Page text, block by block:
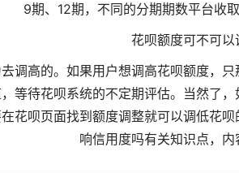
9期、12期，不同的分期期数平台收
花呗额度可不可以
调高的。如果用户想调高花呗额度，
等待花呗系统的不定期评估。当然了
花呗页面找到额度调整就可以调低花
响信用度吗有关知识点，内